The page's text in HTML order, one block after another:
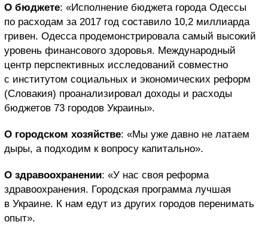
О бюджете: «Исполнение бюджета города Одессы
по расходам за 2017 год составило 10,2 миллиарда
гривен. Одесса продемонстрировала самый высокий
уровень финансового здоровья. Международный
центр перспективных исследований совместно
с институтом социальных и экономических реформ
(Словакия) проанализировал доходы и расходы
бюджетов 73 городов Украины».
О городском хозяйстве: «Мы уже давно не латаем
дыры, а подходим к вопросу капитально».
О здравоохранении: «У нас своя реформа
здравоохранения. Городская программа лучшая
в Украине. К нам едут из других городов перенимать
опыт».